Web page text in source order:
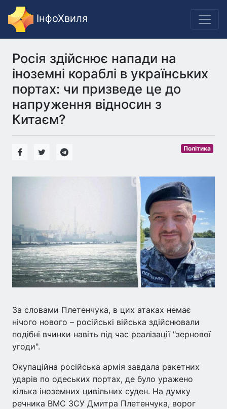
ІнфоХвиля
Росія здійснює напади на
іноземні кораблі в українських
портах: чи призведе це до
напруження відносин з
Китаєм?
Політика
За словами Плетенчука, в цих атаках немає
нічого нового – російські війська здійснювали
подібні вчинки навіть під час реалізації "зернової
угоди".
Окупаційна російська армія завдала ракетних
ударів по одеських портах, де було уражено
кілька іноземних цивільних суден. На думку
речника ВМС ЗСУ Дмитра Плетенчука, ворог